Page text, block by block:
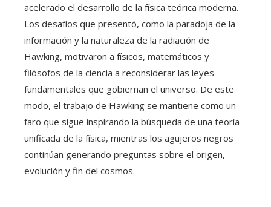
acelerado el desarrollo de la física teórica moderna.
Los desafíos que presentó, como la paradoja de la
información y la naturaleza de la radiación de
Hawking, motivaron a físicos, matemáticos y
filósofos de la ciencia a reconsiderar las leyes
fundamentales que gobiernan el universo. De este
modo, el trabajo de Hawking se mantiene como un
faro que sigue inspirando la búsqueda de una teoría
unificada de la física, mientras los agujeros negros
continúan generando preguntas sobre el origen,
evolución y fin del cosmos.